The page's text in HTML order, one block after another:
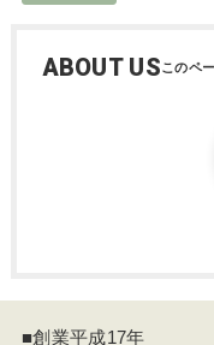
ABOUT US
■創業平成17年